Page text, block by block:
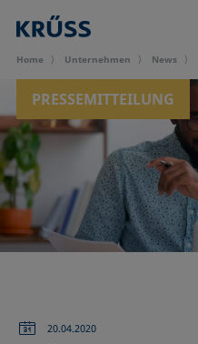
Home Unternehmen News
PRESSEMITTEILUNG
20.04.2020